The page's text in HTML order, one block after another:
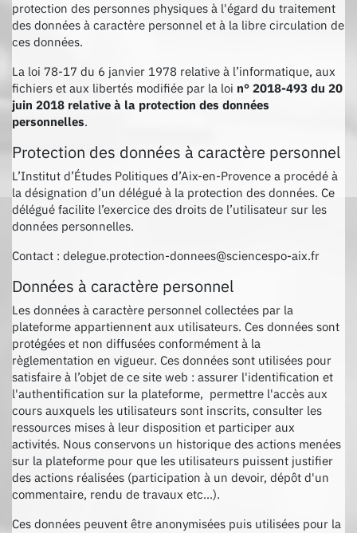
protection des personnes physiques à l'égard du traitement
des données à caractère personnel et à la libre circulation de
ces données.
La loi 78-17 du 6 janvier 1978 relative à l’informatique, aux
fichiers et aux libertés modifiée par la loi n° 2018-493 du 20
juin 2018 relative à la protection des données
personnelles.
Protection des données à caractère personnel
L’Institut d’Études Politiques d’Aix-en-Provence a procédé à
la désignation d’un délégué à la protection des données. Ce
délégué facilite l’exercice des droits de l’utilisateur sur les
données personnelles.
Contact : delegue.protection-donnees@sciencespo-aix.fr
Données à caractère personnel
Les données à caractère personnel collectées par la
plateforme appartiennent aux utilisateurs. Ces données sont
protégées et non diffusées conformément à la
règlementation en vigueur. Ces données sont utilisées pour
satisfaire à l’objet de ce site web : assurer l'identification et
l'authentification sur la plateforme, permettre l'accès aux
cours auxquels les utilisateurs sont inscrits, consulter les
ressources mises à leur disposition et participer aux
activités. Nous conservons un historique des actions menées
sur la plateforme pour que les utilisateurs puissent justifier
des actions réalisées (participation à un devoir, dépôt d'un
commentaire, rendu de travaux etc...).
Ces données peuvent être anonymisées puis utilisées pour la